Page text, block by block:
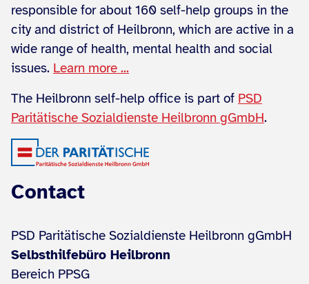
responsible for about 160 self-help groups in the
city and district of Heilbronn, which are active in a
wide range of health, mental health and social
issues. Learn more ...
The Heilbronn self-help office is part of PSD
Paritätische Sozialdienste Heilbronn gGmbH.
Contact
PSD Paritätische Sozialdienste Heilbronn gGmbH
Selbsthilfebüro Heilbronn
Bereich PPSG